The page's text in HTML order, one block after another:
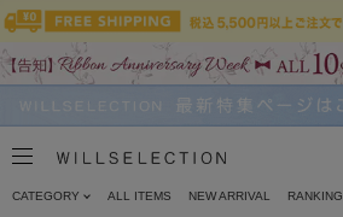
CATEGORY ALL ITEMS NEW ARRIVAL RANKING